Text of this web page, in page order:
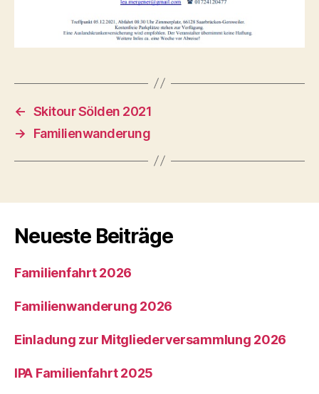
← Skitour Sölden 2021
→
Familienwanderung
Neueste Beiträge
Familienfahrt 2026
Familienwanderung 2026
Einladung zur Mitgliederversammlung 2026
IPA Familienfahrt 2025